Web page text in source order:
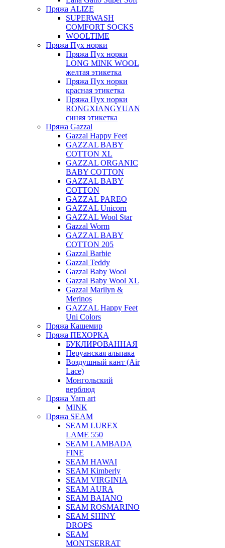
Пряжа ALIZE
SUPERWASH
COMFORT SOCKS
WOOLTIME
Пряжа Пух норки
Пряжа Пух норки
LONG MINK WOOL
желтая этикетка
Пряжа Пух норки
красная этикетка
Пряжа Пух норки
RONGXIANGYUAN
синяя этикетка
Пряжа Gazzal
Gazzal Happy Feet
GAZZAL BABY
COTTON XL
GAZZAL ORGANIC
BABY COTTON
GAZZAL BABY
COTTON
GAZZAL PAREO
GAZZAL Unicorn
GAZZAL Wool Star
Gazzal Worm
GAZZAL BABY
COTTON 205
Gazzal Barbie
Gazzal Teddy
Gazzal Baby Wool
Gazzal Baby Wool XL
Gazzal Marilyn &
Merinos
GAZZAL Happy Feet
Uni Colors
Пряжа Кашемир
Пряжа ПЕХОРКА
БУКЛИРОВАННАЯ
Перуанская альпака
Воздушный кант (Air
Lace)
Монгольский
верблюд
Пряжа Yarn art
MINK
Пряжа SEAM
SEAM LUREX
LAME 550
SEAM LAMBADA
FINE
SEAM HAWAI
SEAM Kimberly
SEAM VIRGINIA
SEAM AURA
SEAM BAIANO
SEAM ROSMARINO
SEAM SHINY
DROPS
SEAM
MONTSERRAT